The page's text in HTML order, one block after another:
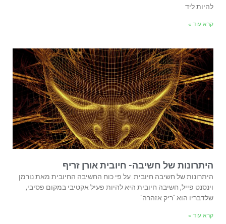
להיות ליד
קרא עוד »
היתרונות של חשיבה- חיובית אורן זריף
היתרונות של חשיבה חיובית על פי כוח החשיבה החיובית מאת נורמן
וינסנט פייל, חשיבה חיובית היא להיות פעיל אקטיבי במקום פסיבי,
שלדבריו הוא "ריק אזהרה"
קרא עוד »